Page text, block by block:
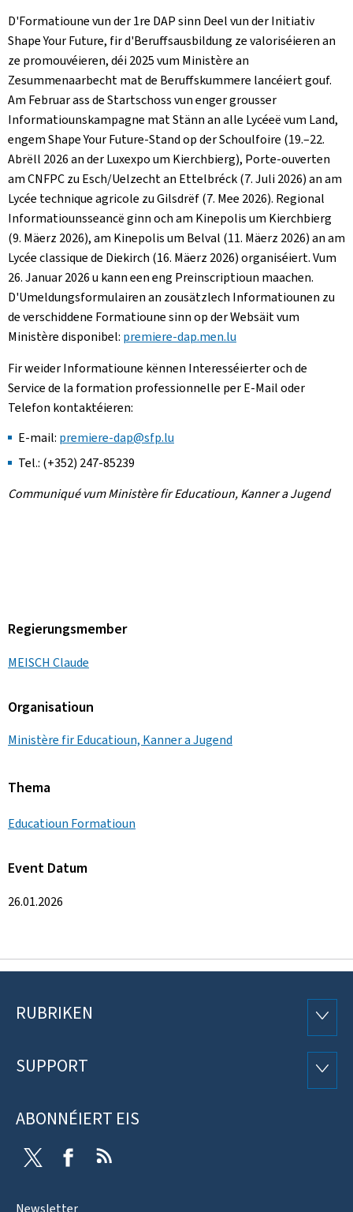
D'Formatioune vun der 1re DAP sinn Deel vun der Initiativ
Shape Your Future, fir d'Beruffsausbildung ze valoriséieren an
ze promouvéieren, déi 2025 vum Ministère an
Zesummenaarbecht mat de Beruffskummere lancéiert gouf.
Am Februar ass de Startschoss vun enger grousser
Informatiounskampagne mat Stänn an alle Lycéeë vum Land,
engem Shape Your Future-Stand op der Schoulfoire (19.–22.
Abrëll 2026 an der Luxexpo um Kierchbierg), Porte-ouverten
am CNFPC zu Esch/Uelzecht an Ettelbréck (7. Juli 2026) an am
Lycée technique agricole zu Gilsdrëf (7. Mee 2026). Regional
Informatiounsseancë ginn och am Kinepolis um Kierchbierg
(9. Mäerz 2026), am Kinepolis um Belval (11. Mäerz 2026) an am
Lycée classique de Diekirch (16. Mäerz 2026) organiséiert. Vum
26. Januar 2026 u kann een eng Preinscriptioun maachen.
D'Umeldungsformulairen an zousätzlech Informatiounen zu
de verschiddene Formatioune sinn op der Websäit vum
Ministère disponibel: premiere-dap.men.lu
Fir weider Informatioune kënnen Interesséierter och de
Service de la formation professionnelle per E-Mail oder
Telefon kontaktéieren:
E-mail: premiere-dap@sfp.lu
Tel.: (+352) 247-85239
Communiqué vum Ministère fir Educatioun, Kanner a Jugend
Regierungsmember
MEISCH Claude
Organisatioun
Ministère fir Educatioun, Kanner a Jugend
Thema
Educatioun Formatioun
Event Datum
26.01.2026
Fousszeil
RUBRIKEN
SUPPORT
ABONNÉIERT EIS
Twitter Facebook
Newsletter